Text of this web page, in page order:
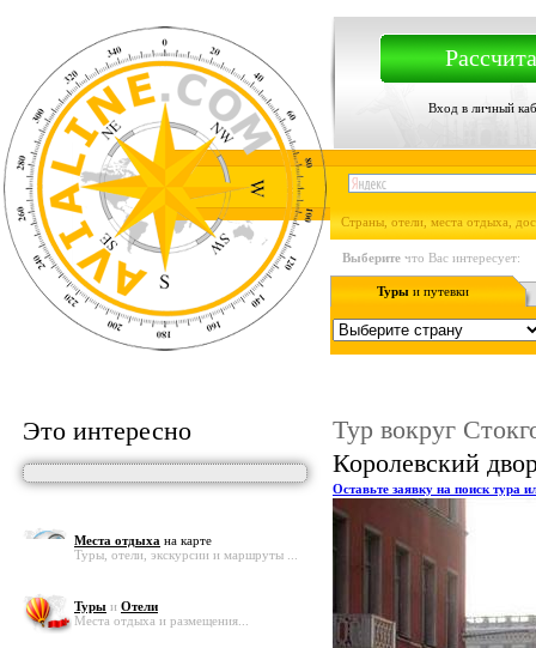
Вход в личный
Страны, отели, места отдыха,
Выберите что Вас интересует:
Туры и путевки
Это интересно
Места отдыха на карте
Туры, отели, экскурсии и маршруты ...
Туры и Отели
Места отдыха и размещения...
Тур вокруг
Королевский
Оставьте заявку на поиск тура